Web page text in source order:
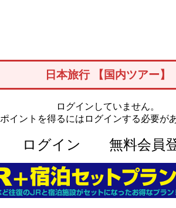
日本旅行 【国内ツアー】
ログインしていません。
ポイントを得るにはログインする必要が
ログイン 無料会員